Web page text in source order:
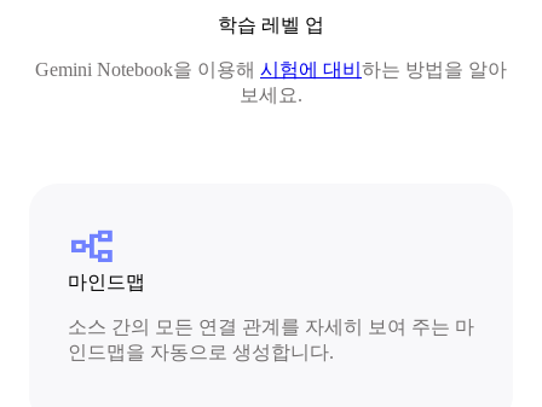
학습 레벨 업
Gemini Notebook을 이용해 시험에 대비 하는 방법을 알아
보세요.
flowchart
마인드맵
소스 간의 모든 연결 관계를 자세히 보여 주는 마
인드맵을 자동으로 생성합니다.